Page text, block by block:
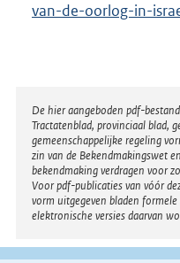
x
n
e
l
i
n
k
:
van-de-oorlog-in-
Disclaimer
De hier aangeboden pdf-
Tractatenblad, provinciaal blad,
gemeenschappelijke regeling
zin van de Bekendmakingswet
bekendmaking verdragen voor
Voor pdf-publicaties van vóór
vorm uitgegeven bladen
elektronische versies daarvan